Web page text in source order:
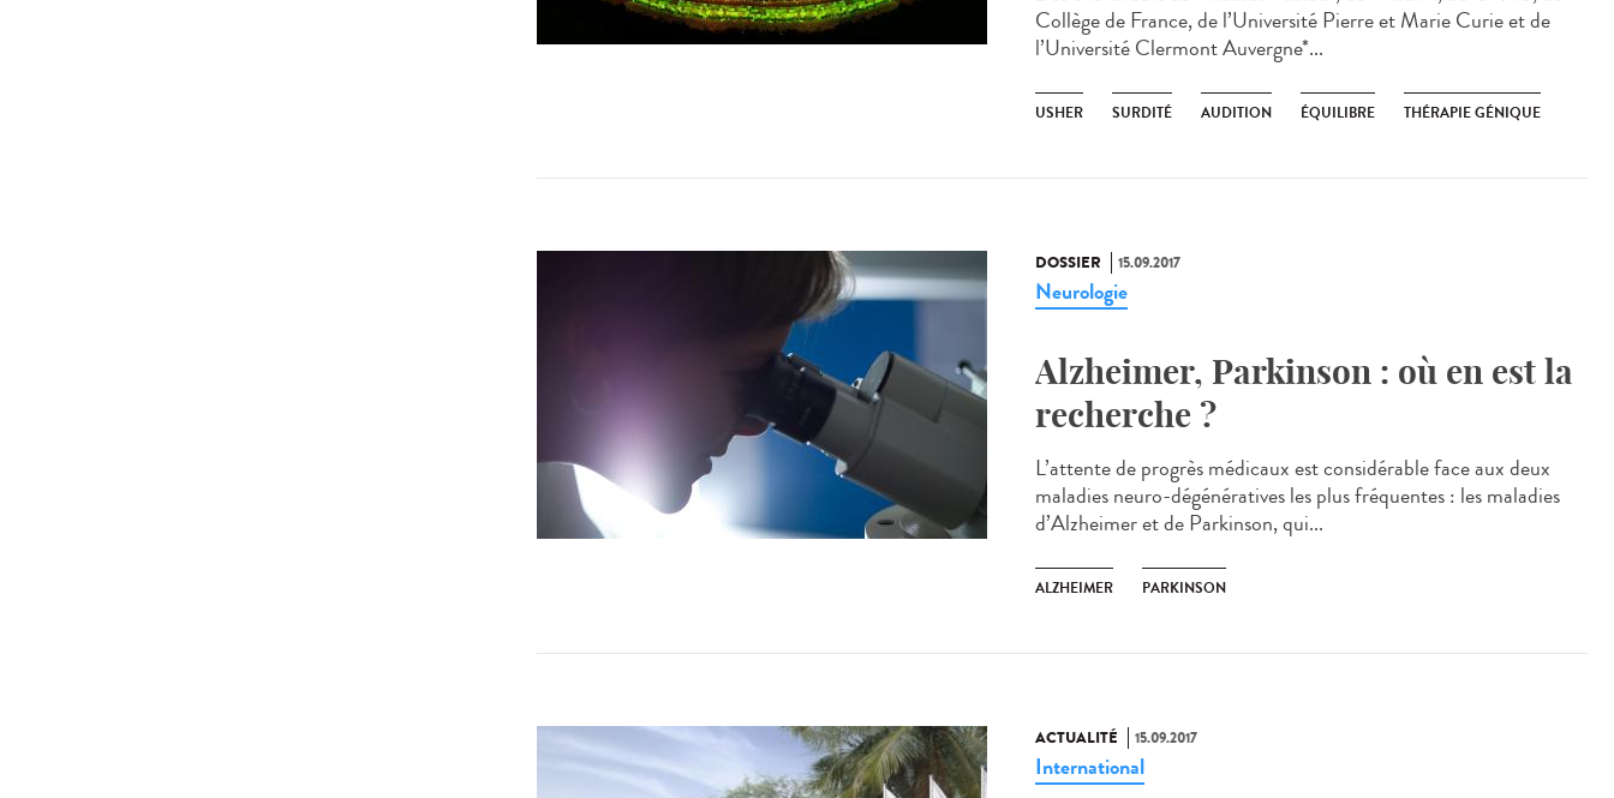
Collège de France, de l’Université Pierre et Marie Curie et de
l’Université Clermont Auvergne*...
USHER SURDITÉ AUDITION ÉQUILIBRE THÉRAPIE GÉNIQUE
DOSSIER 15.09.2017
Neurologie
Alzheimer, Parkinson : où en est la
recherche ?
L’attente de progrès médicaux est considérable face aux deux
maladies neuro-dégénératives les plus fréquentes : les maladies
d’Alzheimer et de Parkinson, qui...
ALZHEIMER PARKINSON
ACTUALITÉ 15.09.2017
International